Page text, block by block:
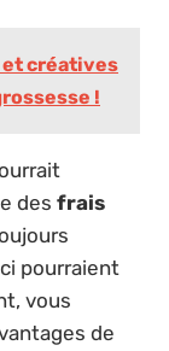
et créatives
!
des frais
pourraient
vous
de